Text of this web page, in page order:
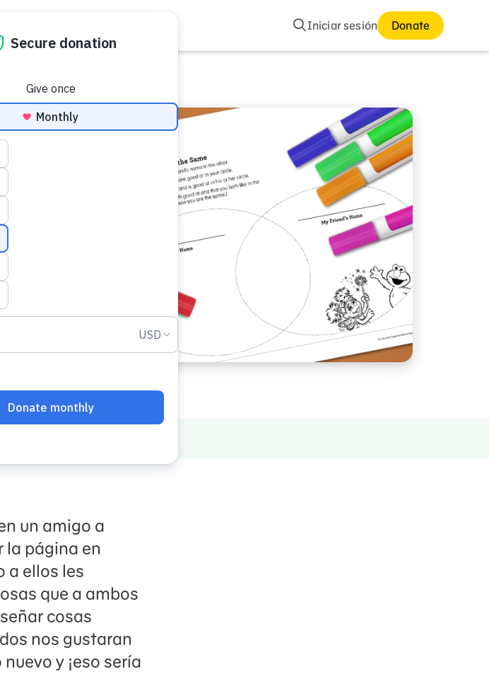
Buscar
Iniciar sesión Donate
5 a 6)
un amigo a
la página en
a ellos les
que a ambos
cosas
nos gustaran
y ¡eso sería